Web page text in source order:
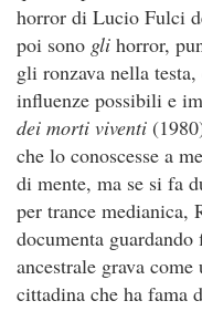
horror di Lucio Fulci
poi sono gli horror,
gli ronzava nella
influenze possibili e
dei morti viventi
che lo conoscesse a
di mente, ma se si fa
per trance medianica,
documenta
ancestrale grava
cittadina che ha fama